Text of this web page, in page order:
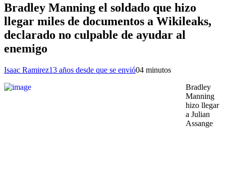
Bradley Manning el soldado que hizo
llegar miles de documentos a Wikileaks,
declarado no culpable de ayudar al
enemigo
Isaac Ramirez13 años desde que se envió04 minutos
Bradley
Manning
hizo llegar
a Julian
Assange